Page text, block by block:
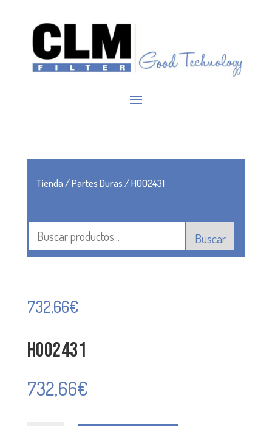
Tienda/Partes Duras/ H002431
Buscar
732,66€
H002431
732,66€